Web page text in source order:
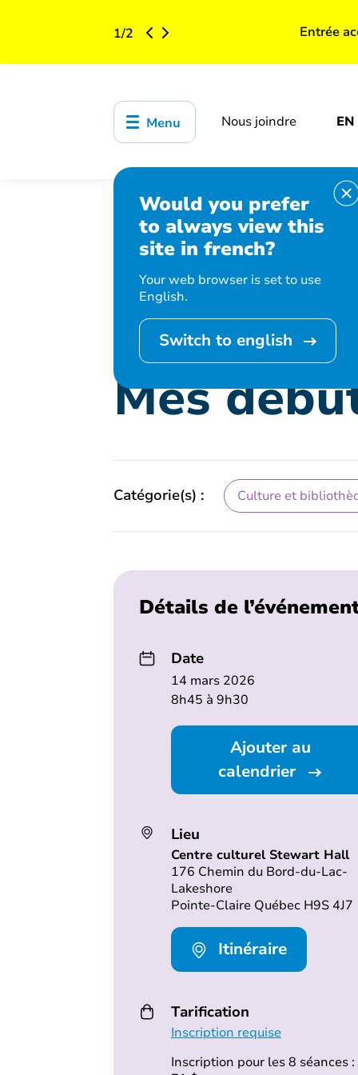
1/2 Entrée
Menu Nous joindre EN
Would you prefer
to always view this
site in french?
Your web browser is set to use
English.
Switch to english
Accueil
Bibliothèque, culture,
débuts en art
Mes
Catégorie(s) : Culture et
Détails de
Date
14 mars 2026
8h45 à 9h30
Ajouter au
calendrier
Lieu
Centre culturel Stewart Hall
176 Chemin du Bord-du-Lac-
Lakeshore
Pointe-Claire Québec H9S 4J7
Itinéraire
Tarification
Inscription requise
Inscription pour les 8 séances :